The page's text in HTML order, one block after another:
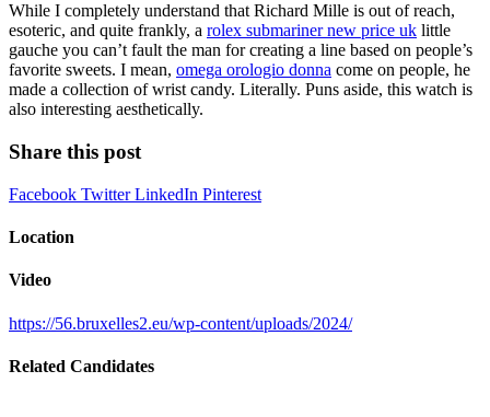
While I completely understand that Richard Mille is out of reach,
esoteric, and quite frankly, a rolex submariner new price uk little
gauche you can’t fault the man for creating a line based on people’s
favorite sweets. I mean, omega orologio donna come on people, he
made a collection of wrist candy. Literally. Puns aside, this watch is
also interesting aesthetically.
Share this post
Facebook TwitterLinkedIn Pinterest
Location
Video
https://56.bruxelles2.eu/wp-content/uploads/2024/
Related Candidates